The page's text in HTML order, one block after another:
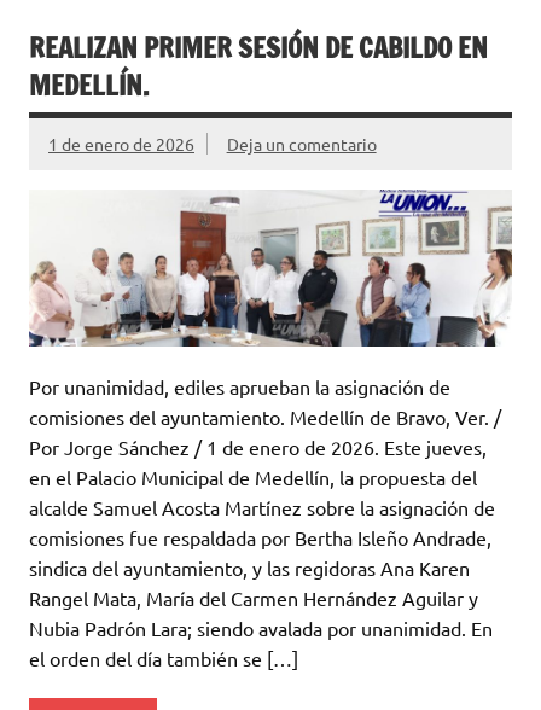
REALIZAN PRIMER SESIÓN DE CABILDO EN
MEDELLÍN.
1 de enero de 2026 Deja un comentario
Por unanimidad, ediles aprueban la asignación de
comisiones del ayuntamiento. Medellín de Bravo, Ver. /
Por Jorge Sánchez / 1 de enero de 2026. Este jueves,
en el Palacio Municipal de Medellín, la propuesta del
alcalde Samuel Acosta Martínez sobre la asignación de
comisiones fue respaldada por Bertha Isleño Andrade,
sindica del ayuntamiento, y las regidoras Ana Karen
Rangel Mata, María del Carmen Hernández Aguilar y
Nubia Padrón Lara; siendo avalada por unanimidad. En
el orden del día también se […]